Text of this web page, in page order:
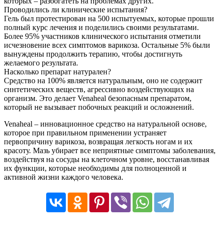
Проводились ли клинические испытания?
Гель был протестирован на 500 испытуемых, которые прошли
полный курс лечения и поделились своими результатами.
Более 95% участников клинического испытания отметили
исчезновение всех симптомов варикоза. Остальные 5% были
вынуждены продолжить терапию, чтобы достигнуть
желаемого результата.
Насколько препарат натурален?
Средство на 100% является натуральным, оно не содержит
синтетических веществ, агрессивно воздействующих на
организм. Это делает Venaheal безопасным препаратом,
который не вызывает побочных реакций и осложнений.
Venaheal – инновационное средство на натуральной основе,
которое при правильном применении устраняет
первопричину варикоза, возвращая легкость ногам и их
красоту. Мазь убирает все неприятные симптомы заболевания,
воздействуя на сосуды на клеточном уровне, восстанавливая
их функции, которые необходимы для полноценной и
активной жизни каждого человека.